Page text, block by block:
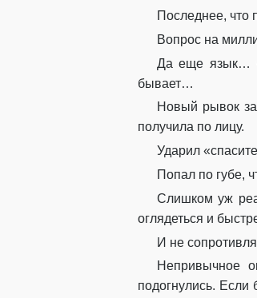
Последнее, что
Вопрос на
Да еще язык…
бывает…
Новый рывок за
получила по лицу.
Ударил
Попал по губе,
Слишком уж
оглядеться и
И не
Непривычное
подогнулись.